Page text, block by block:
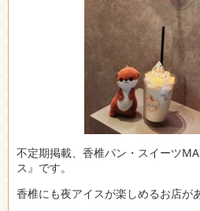
不定期掲載、香椎パン・スイーツ
ス』です。
香椎にも夜アイスが楽しめるお店が